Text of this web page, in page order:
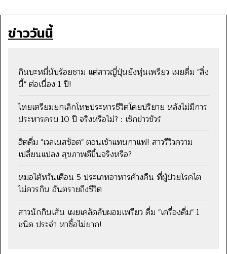
ข่าววันนี้
กินบะหมี่นับร้อยชาม แต่สาวญี่ปุ่นยังหุ่นเพรียว เผยดื่ม "สิ่ง
นี้" ต่อเนื่อง 1 ปี!
ไทยเตรียมยกเลิกโทษประหารชีวิตโดยปริยาย หลังไม่มีการ
ประหารครบ 10 ปี จริงหรือไม่? : เช็กข่าวชัวร์
ฮิตดื่ม "เวลเนสช็อต" ตอนเช้าแทนกาแฟ! สาวรีวิวความ
เปลี่ยนแปลง สุขภาพดีขึ้นจริงหรือ?
หมอไต้หวันเตือน 5 ประเภทอาหารค้างคืน ที่ผู้ป่วยโรคไต
ไม่ควรกิน อันตรายถึงชีวิต
สาวนักกินเส้น เผยเคล็ดลับผอมเพรียว ดื่ม "เครื่องดื่ม" 1
ชนิด ประจำ หาซื้อไม่ยาก!